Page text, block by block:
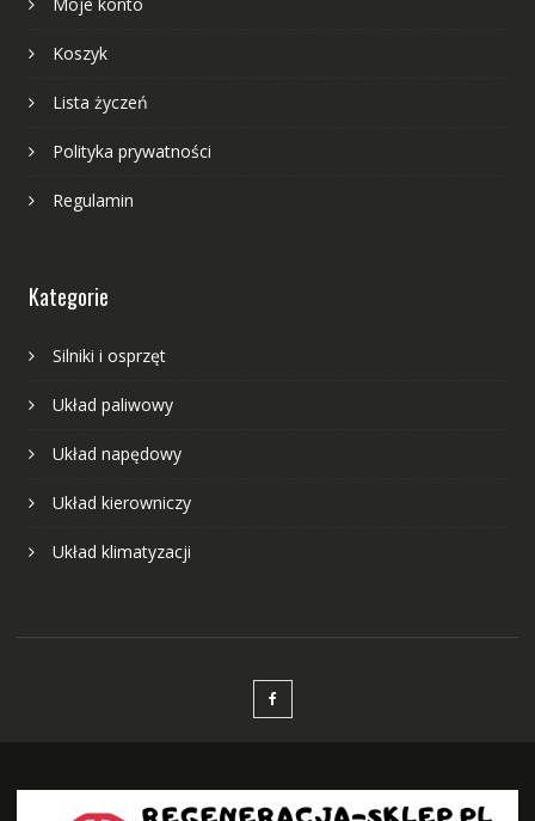
Koszyk
Lista życzeń
Polityka prywatności
Regulamin
Kategorie
Silniki i osprzęt
Układ paliwowy
Układ napędowy
Układ kierowniczy
Układ klimatyzacji